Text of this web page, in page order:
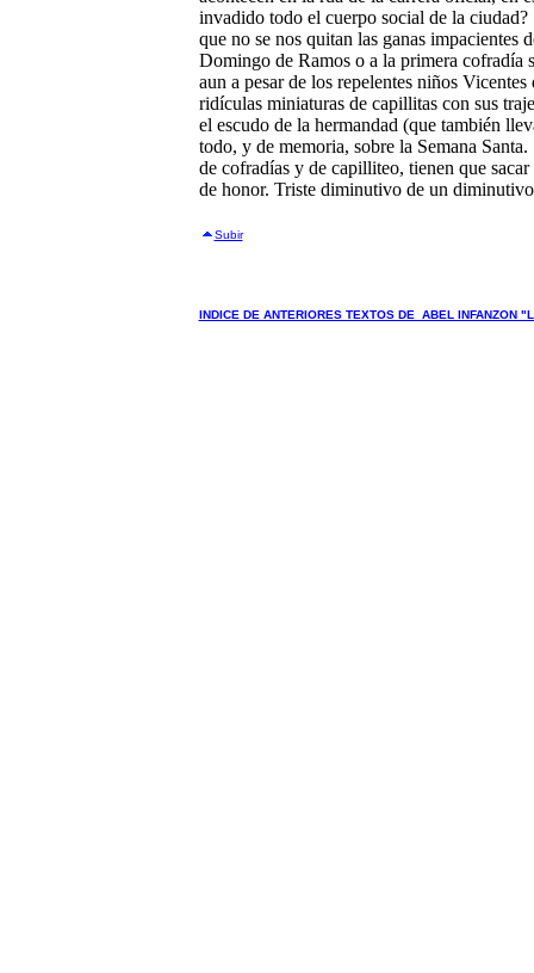
invadido todo el cuerpo social de la ciudad?
que no se nos quitan las ganas impacientes
Domingo de Ramos o a la primera cofradía
aun a pesar de los repelentes niños
ridículas miniaturas de capillitas con sus
el escudo de la hermandad (que también
todo, y de memoria, sobre la Semana
de cofradías y de capilliteo, tienen que
de honor. Triste diminutivo de un
Subir
INDICE DE ANTERIORES TEXTOS DE ABEL INFANZON